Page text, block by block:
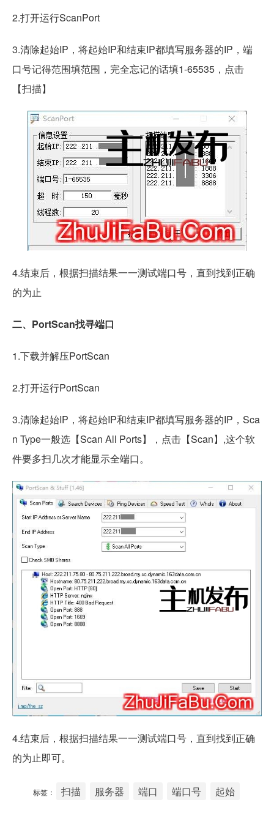
2.打开运行ScanPort
3.清除起始IP，将起始IP和结束IP都填写服务器的IP，端
口号记得范围填范围，完全忘记的话填1-65535，点击
【扫描】
4.结束后，根据扫描结果一一测试端口号，直到找到正确
的为止
二、PortScan找寻端口
1.下载并解压PortScan
2.打开运行PortScan
3.清除起始IP，将起始IP和结束IP都填写服务器的IP，Sca
n Type一般选【Scan All Ports】，点击【Scan】,这个软
件要多扫几次才能显示全端口。
4.结束后，根据扫描结果一一测试端口号，直到找到正确
的为止即可。
标签： 扫描 服务器 端口 端口号 起始